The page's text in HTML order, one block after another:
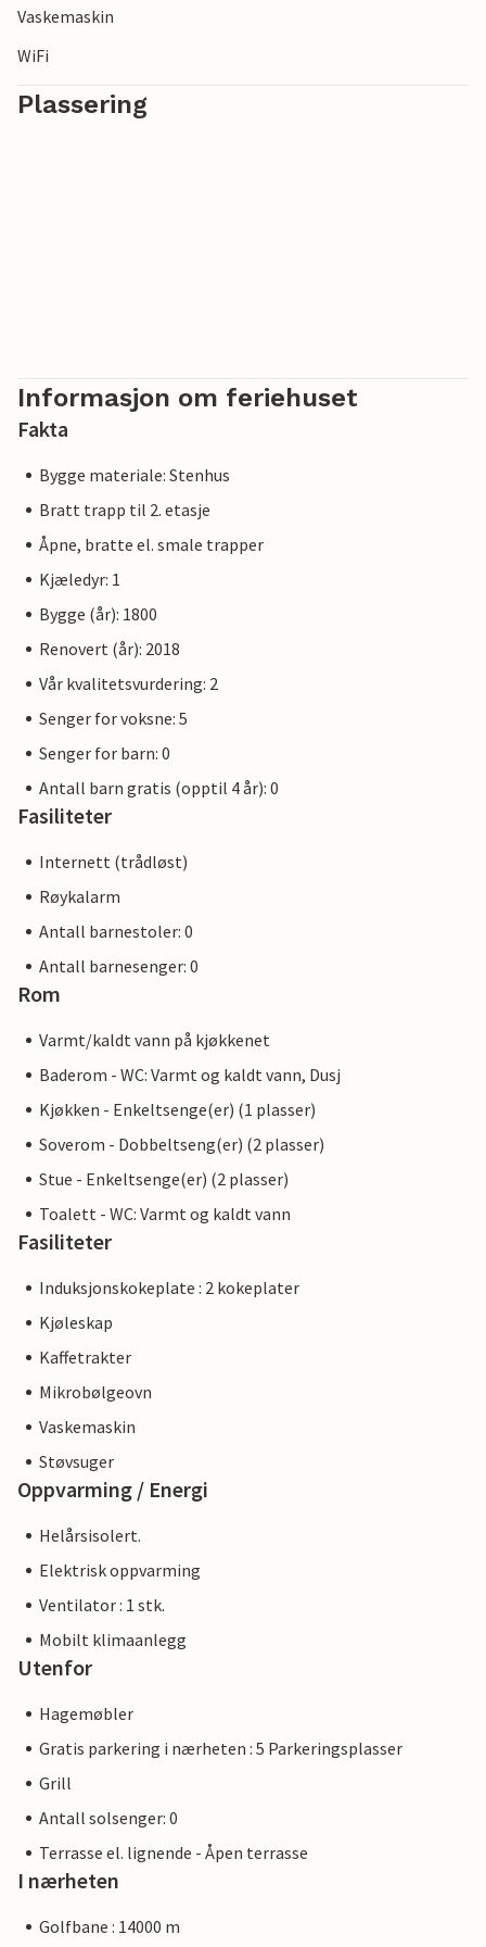
Vaskemaskin
WiFi
Plassering
Informasjon om feriehuset
Fakta
Bygge materiale: Stenhus
Bratt trapp til 2. etasje
Åpne, bratte el. smale trapper
Kjæledyr: 1
Bygge (år): 1800
Renovert (år): 2018
Vår kvalitetsvurdering: 2
Senger for voksne: 5
Senger for barn: 0
Antall barn gratis (opptil 4 år): 0
Fasiliteter
Internett (trådløst)
Røykalarm
Antall barnestoler: 0
Antall barnesenger: 0
Rom
Varmt/kaldt vann på kjøkkenet
Baderom - WC: Varmt og kaldt vann, Dusj
Kjøkken - Enkeltsenge(er) (1 plasser)
Soverom - Dobbeltseng(er) (2 plasser)
Stue - Enkeltsenge(er) (2 plasser)
Toalett - WC: Varmt og kaldt vann
Fasiliteter
Induksjonskokeplate : 2 kokeplater
Kjøleskap
Kaffetrakter
Mikrobølgeovn
Vaskemaskin
Støvsuger
Oppvarming / Energi
Helårsisolert.
Elektrisk oppvarming
Ventilator : 1 stk.
Mobilt klimaanlegg
Utenfor
Hagemøbler
Gratis parkering i nærheten : 5 Parkeringsplasser
Grill
Antall solsenger: 0
Terrasse el. lignende - Åpen terrasse
I nærheten
Golfbane : 14000 m